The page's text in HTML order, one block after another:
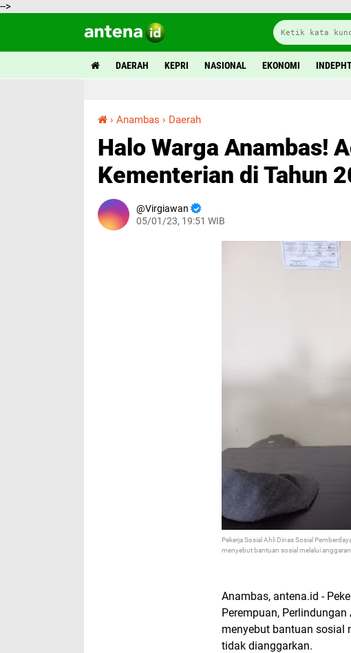
-->
DAERAH KEPRI NASIONAL EKONOMI
› Anambas › Daerah
Halo Warga Anambas!
Kementerian di Tahun
Virgiawan
05/01/23, 19:51 WIB
Pekerja Sosial Ahli Dinas Sosial
menyebut bantuan sosial melalui
Anambas, antena.id -
Perempuan,
menyebut bantuan sosial
tidak dianggarkan.